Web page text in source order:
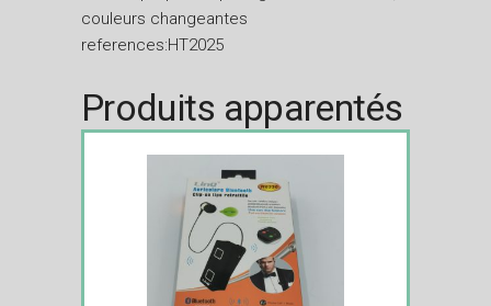
couleurs changeantes
references:HT2025
Produits apparentés